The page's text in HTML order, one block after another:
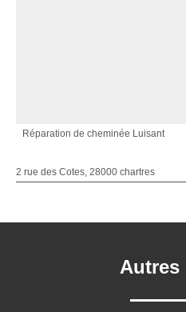
Réparation de cheminée Luisant
2 rue des Cotes, 28000 chartres
Autres